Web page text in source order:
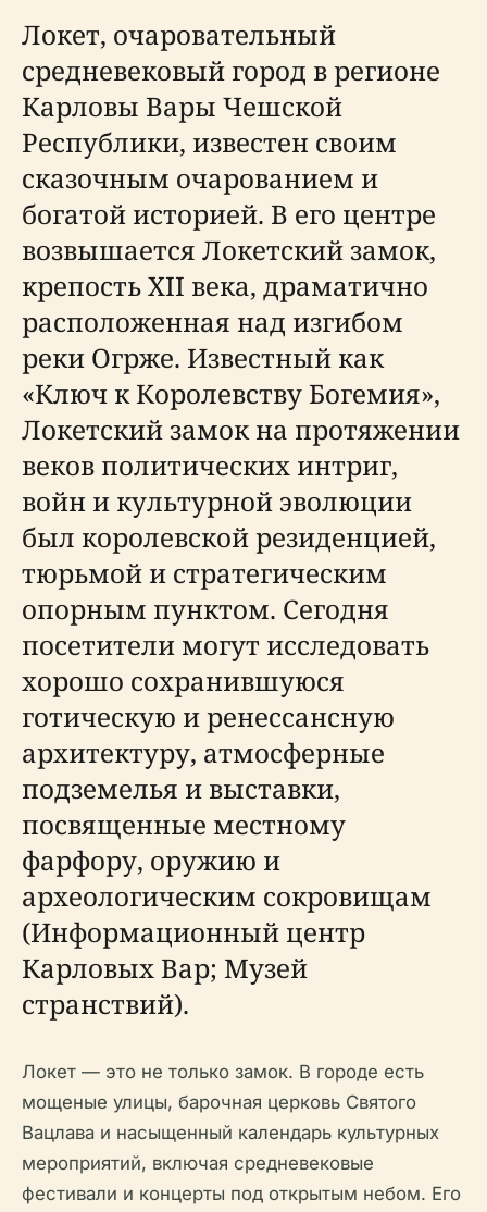
Локет, очаровательный
средневековый город в регионе
Карловы Вары Чешской
Республики, известен своим
сказочным очарованием и
богатой историей. В его центре
возвышается Локетский замок,
крепость XII века, драматично
расположенная над изгибом
реки Огрже. Известный как
«Ключ к Королевству Богемия»,
Локетский замок на протяжении
веков политических интриг,
войн и культурной эволюции
был королевской резиденцией,
тюрьмой и стратегическим
опорным пунктом. Сегодня
посетители могут исследовать
хорошо сохранившуюся
готическую и ренессансную
архитектуру, атмосферные
подземелья и выставки,
посвященные местному
фарфору, оружию и
археологическим сокровищам
(Информационный центр
Карловых Вар; Музей
странствий).
Локет — это не только замок. В городе есть
мощеные улицы, барочная церковь Святого
Вацлава и насыщенный календарь культурных
мероприятий, включая средневековые
фестивали и концерты под открытым небом. Его